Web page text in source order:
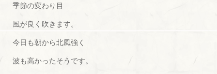
季節の変わり目
風が良く吹きます。
今日も朝から北風強く
波も高かったそうです。